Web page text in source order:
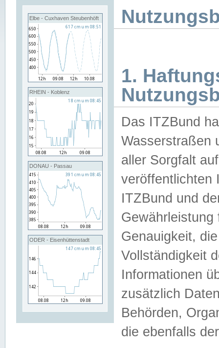
Elbe - Cuxhaven Steubenhöft
RHEIN - Koblenz
DONAU - Passau
ODER - Eisenhüttenstadt
1.
Das ITZBund
Wasserstraßen
aller Sorgfalt
veröffentlichten
ITZBund und
Genauigkeit,
Vollständigkeit
Informationen
zusätzlich
Behörden,
die ebenfalls